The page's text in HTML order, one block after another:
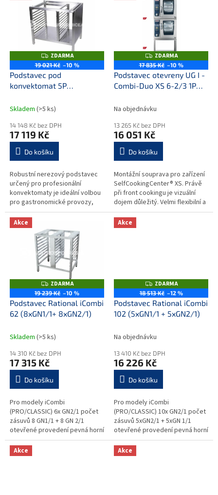
Z
D
A
R
A
ZDARMA
19 021 Kč –10 %
Podstavec pod
konvektomat 5P
Skladem (>5 ks)
14 148 Kč bez DPH
17 119 Kč
Do košíku
Robustní nerezový podstavec
určený pro profesionální
konvektomaty je ideální volbou
pro gastronomické provozy,
které vyžadují stabilní a
hygienickou pracovní základnu s
možností...
Z
D
A
R
M
A
ZDARMA
17 835 Kč –10 %
Podstavec otevreny UG I -
Combi-Duo XS 6-2/3 1P
Na objednávku
13 265 Kč bez DPH
16 051 Kč
Do košíku
Montážní souprava pro zařízení
SelfCookingCenter® XS. Právě
při front cookingu je vizuální
dojem důležitý. Velmi flexibilní a
snadno zabudovatelná montážní
souprava již obsahuje...
Akce
Z
D
A
R
M
A
ZDARMA
19 239 Kč –10 %
Podstavec Rational iCombi
62 (8xGN1/1+ 8xGN2/1)
Skladem (>5 ks)
14 310 Kč bez DPH
17 315 Kč
Do košíku
Pro modely iCombi
(PRO/CLASSIC) 6x GN2/1 počet
zásuvů 8 GN1/1 + 8 GN 2/1
otevřené provedení pevná horní
deska celkové rozměry
(šxhxv)...
Akce
Z
D
A
R
M
A
ZDARMA
18 513 Kč –12 %
Podstavec Rational iCombi
102 (5xGN1/1 + 5xGN2/1)
Na objednávku
13 410 Kč bez DPH
16 226 Kč
Do košíku
Pro modely iCombi
(PRO/CLASSIC) 10x GN2/1 počet
zásuvů 5xGN2/1 + 5xGN 1/1
otevřené provedení pevná horní
deska celkové rozměry (šxhxv) :
1080 x 885 x 670mm Podstavce
jsou...
Akce Akce